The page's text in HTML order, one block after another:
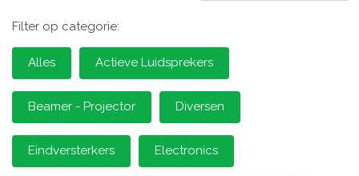
Filter op categorie:
Alles Actieve Luidsprekers
Beamer - Projector Diversen
Eindversterkers Electronics